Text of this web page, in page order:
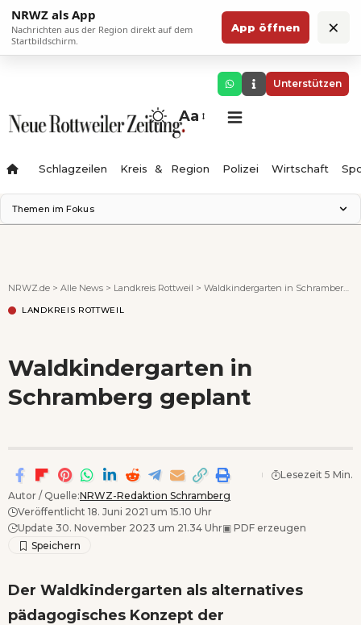
NRWZ als App
Nachrichten aus der Region direkt auf dem
Startbildschirm.
App öffnen ×
Unterstützen
Aa
Schlagzeilen Kreis & Region Polizei Wirtschaft
Themen im Fokus
Ferienzauber '26
Testturm
Wenn Orte erzählen ...
NRWZ.de > Alle News > Landkreis Rottweil > Waldkindergarten in Schramberg geplant
LANDKREIS ROTTWEIL
Waldkindergarten in
Schramberg geplant
Autor / Quelle:NRWZ-Redaktion Schramberg
Veröffentlicht 18. Juni 2021 um 15.10 Uhr
Update 30. November 2023 um 21.34 Uhr▣ PDF erzeugen
Lesezeit 5 Min.
Der Waldkindergarten als alternatives
pädagogisches Konzept der